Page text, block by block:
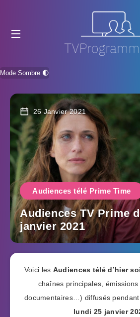
Mode Sombre 🌓
26 Janvier 2021
Audiences télé Prime Time
Audiences TV Prime
janvier 2021
Voici les Audiences télé d’hier
chaînes principales, émissions
documentaires…) diffusés
lundi 25 janvier